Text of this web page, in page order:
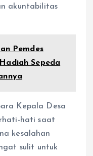
akuntabilitas
Pemdes
Sepeda
Kepala Desa
hati saat
kesalahan
sulit untuk